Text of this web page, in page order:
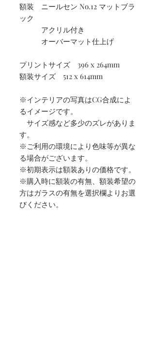
額装 ニールセン No.12 マットブラ
ック
アクリル付き
オーバーマット仕上げ
プリントサイズ 396 x 264mm
額装サイズ 512 x 614mm
※インテリアの写真はCG合成によ
るイメージです。
サイズ感など多少のズレがありま
す。
※ご利用の環境により色味等が異な
る場合がございます。
※初期表示は額装ありの価格です。
※購入時に額装の有無、額装希望の
方はガラスの有無を選択欄よりお選
びください。